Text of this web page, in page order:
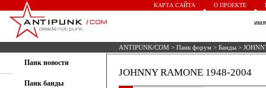
КАРТА САЙТА О ПРОЕКТЕ
ANTIPUNK/COM > Панк форум > Банды >
Панк новости
Панк банды
JOHNNY RAMONE 1948-2004